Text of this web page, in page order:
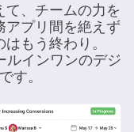
、チームの力を
アプリ間を絶えず
もう終わり。
ルインワンのデジ
す。